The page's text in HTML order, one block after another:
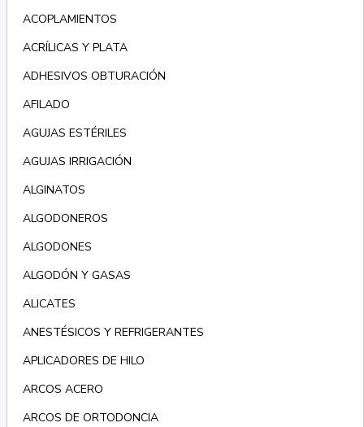
ACOPLAMIENTOS
ACRÍLICAS Y PLATA
ADHESIVOS OBTURACIÓN
AFILADO
AGUJAS ESTÉRILES
AGUJAS IRRIGACIÓN
ALGINATOS
ALGODONEROS
ALGODONES
ALGODÓN Y GASAS
ALICATES
ANESTÉSICOS Y REFRIGERANTES
APLICADORES DE HILO
ARCOS ACERO
ARCOS DE ORTODONCIA